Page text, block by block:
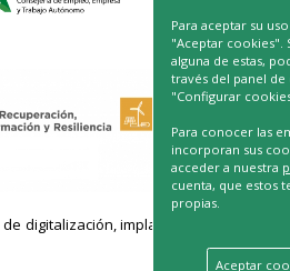
de digitalización, implantación de
Para aceptar su
"Aceptar cookies".
alguna de estas,
través del panel
"Configurar
Para conocer las
incorporan sus
acceder a nuestra
cuenta, que estos
propias.
Aceptar